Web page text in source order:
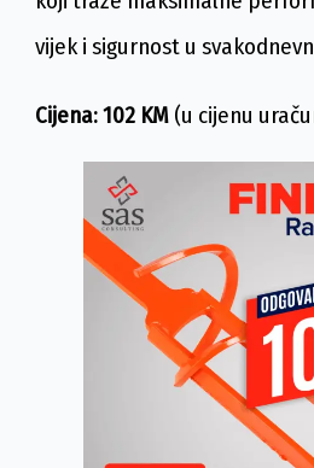
vijek i sigurnost u
Cijena: 102 KM (u cijenu